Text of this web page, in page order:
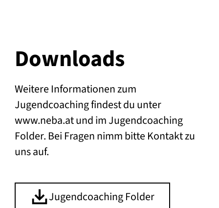
Downloads
Weitere Informationen zum
Jugendcoaching findest du unter
www.neba.atund im Jugendcoaching
Folder. Bei Fragen nimm bitte Kontakt zu
uns auf.
Jugendcoaching Folder